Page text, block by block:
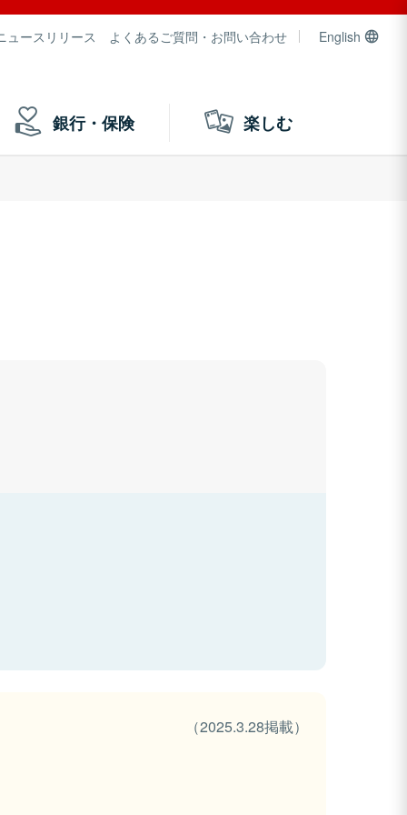
ュースリリース よくあるご質問・お問い合わせ English
銀行・保険 楽しむ
（2025.3.28掲載）